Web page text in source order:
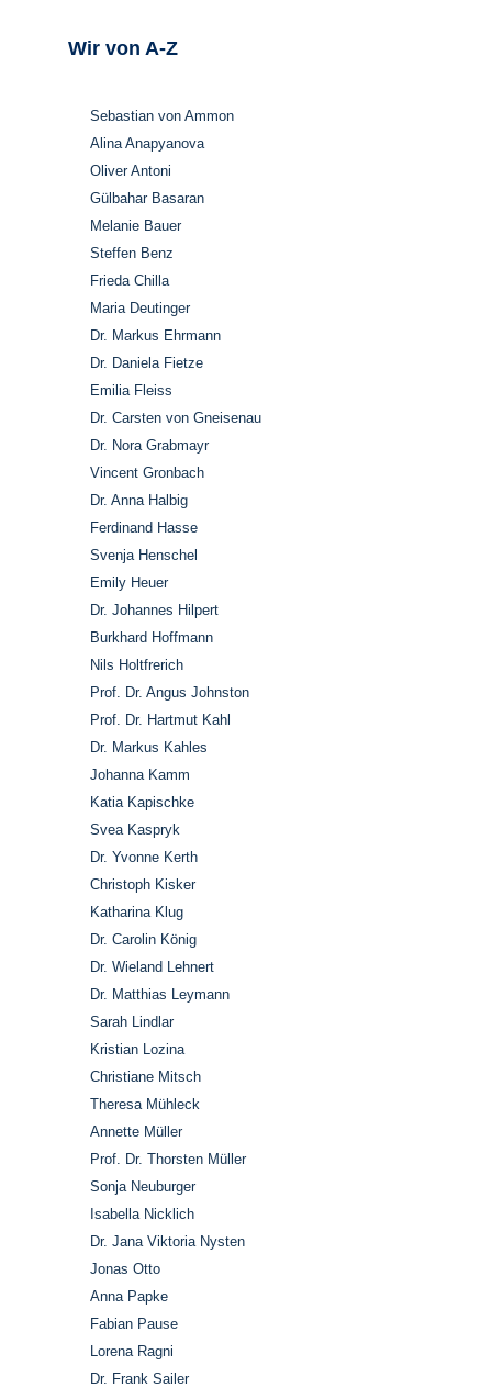
Wir von A-Z
Sebastian von Ammon
Alina Anapyanova
Oliver Antoni
Gülbahar Basaran
Melanie Bauer
Steffen Benz
Frieda Chilla
Maria Deutinger
Dr. Markus Ehrmann
Dr. Daniela Fietze
Emilia Fleiss
Dr. Carsten von Gneisenau
Dr. Nora Grabmayr
Vincent Gronbach
Dr. Anna Halbig
Ferdinand Hasse
Svenja Henschel
Emily Heuer
Dr. Johannes Hilpert
Burkhard Hoffmann
Nils Holtfrerich
Prof. Dr. Angus Johnston
Prof. Dr. Hartmut Kahl
Dr. Markus Kahles
Johanna Kamm
Katia Kapischke
Svea Kaspryk
Dr. Yvonne Kerth
Christoph Kisker
Katharina Klug
Dr. Carolin König
Dr. Wieland Lehnert
Dr. Matthias Leymann
Sarah Lindlar
Kristian Lozina
Christiane Mitsch
Theresa Mühleck
Annette Müller
Prof. Dr. Thorsten Müller
Sonja Neuburger
Isabella Nicklich
Dr. Jana Viktoria Nysten
Jonas Otto
Anna Papke
Fabian Pause
Lorena Ragni
Dr. Frank Sailer